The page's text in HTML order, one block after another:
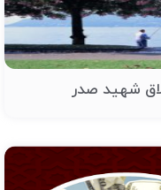
شهید صدر